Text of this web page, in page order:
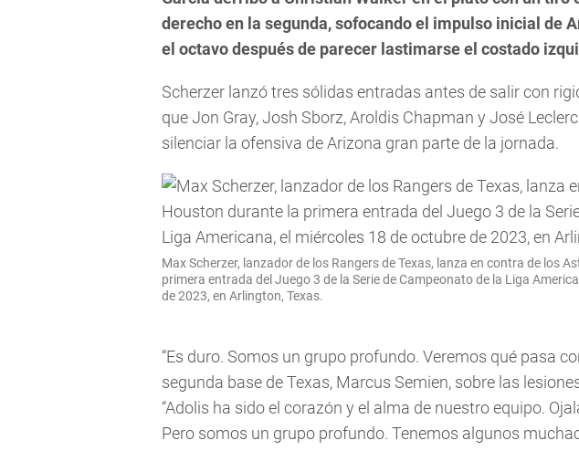
derecho en la segunda, sofocando el impulso inicial de
el octavo después de parecer lastimarse el costado
Scherzer lanzó tres sólidas entradas antes de salir con
que Jon Gray, Josh Sborz, Aroldis Chapman y José
silenciar la ofensiva de Arizona gran parte de la jornada.
Max Scherzer, lanzador de los Rangers de Texas, lanza en contra de los
primera entrada del Juego 3 de la Serie de Campeonato de la Liga
de 2023, en Arlington, Texas.
“Es duro. Somos un grupo profundo. Veremos qué pasa
segunda base de Texas, Marcus Semien, sobre las
“Adolis ha sido el corazón y el alma de nuestro equipo.
Pero somos un grupo profundo. Tenemos algunos